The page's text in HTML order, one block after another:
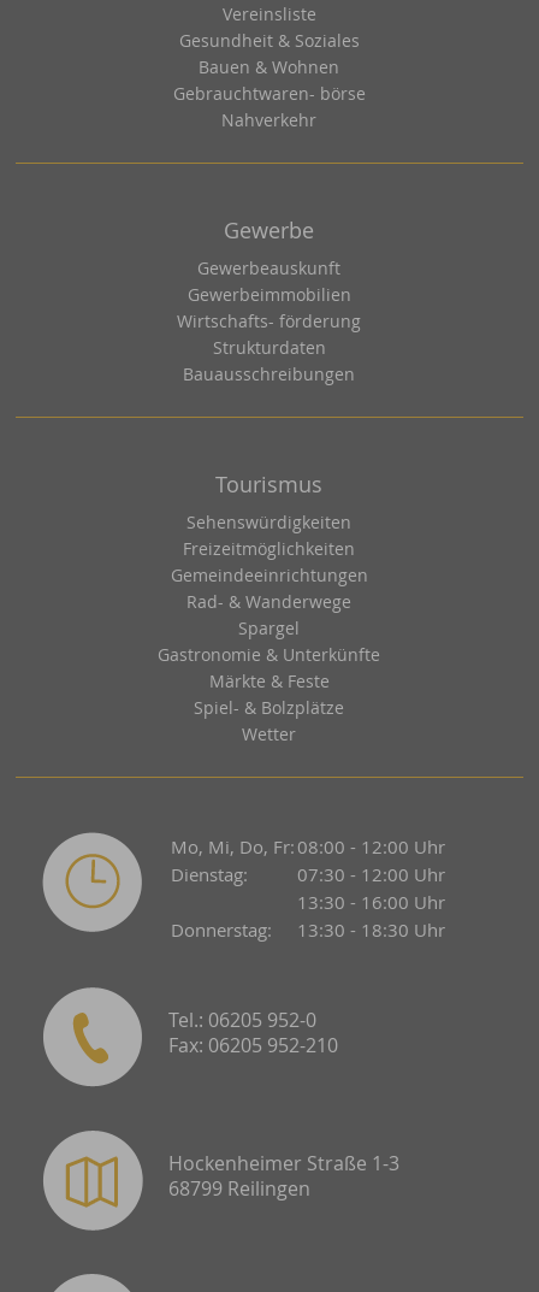
Vereinsliste
Gesundheit & Soziales
Bauen & Wohnen
Gebrauchtwaren- börse
Nahverkehr
Gewerbe
Gewerbeauskunft
Gewerbeimmobilien
Wirtschafts- förderung
Strukturdaten
Bauausschreibungen
Tourismus
Sehenswürdigkeiten
Freizeitmöglichkeiten
Gemeindeeinrichtungen
Rad- & Wanderwege
Spargel
Gastronomie & Unterkünfte
Märkte & Feste
Spiel- & Bolzplätze
Wetter
Mo, Mi, Do, Fr: 08:00 - 12:00 Uhr
Dienstag:
07:30 - 12:00 Uhr
13:30 - 16:00 Uhr
Donnerstag:
13:30 - 18:30 Uhr
Tel.: 06205 952-0
Fax: 06205 952-210
Hockenheimer Straße 1-3
68799 Reilingen